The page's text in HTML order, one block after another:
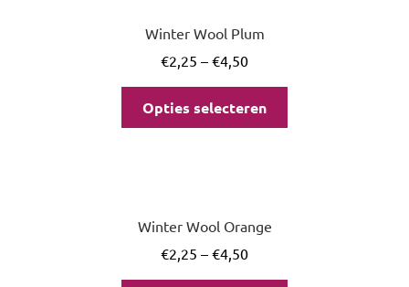
Winter Wool Plum
€2,25 – €4,50
Opties selecteren
Winter Wool Orange
€2,25 – €4,50